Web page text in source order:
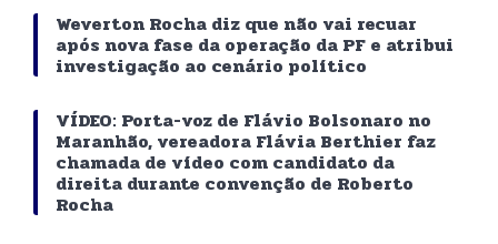
Weverton Rocha diz que não vai recuar
após nova fase da operação da PF e atribui
investigação ao cenário político
VÍDEO: Porta-voz de Flávio Bolsonaro no
Maranhão, vereadora Flávia Berthier faz
chamada de vídeo com candidato da
direita durante convenção de Roberto
Rocha